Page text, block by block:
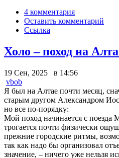
4 комментария
Оставить комментарий
Ссылка
Холо – поход на
19 Сен, 2025 в 14:56
vbob
Я был на Алтае почти месяц,
старым другом Александром
но все по-порядку:
Мой поход начинается с поезда
трогается почти физически
прежние городские ритмы,
так как надо бы организовал
значение, – ничего уже нельзя